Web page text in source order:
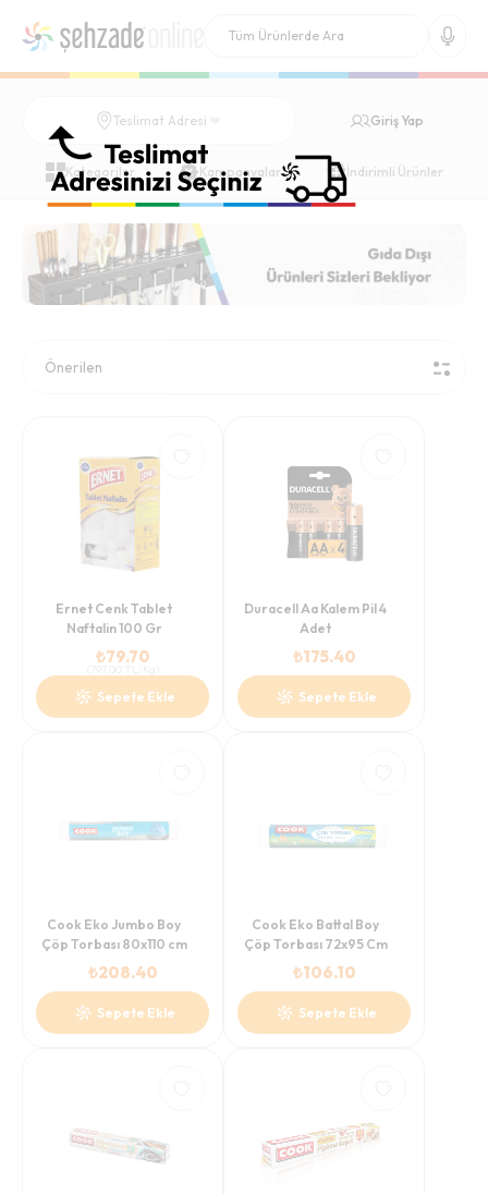
Teslimat Adresi Giriş Yap
Kategoriler Kampanyalar İndirimli Ürünler
Ernet Cenk Tablet
Naftalin 100 Gr
₺79.70
Sepete Ekle
Duracell Aa Kalem Pil 4
Adet
₺175.40
Sepete Ekle
Cook Eko Jumbo Boy
Çöp Torbası 80x110 cm
₺208.40
Sepete Ekle
Cook Eko Battal Boy
Çöp Torbası 72x95 Cm
₺106.10
Sepete Ekle